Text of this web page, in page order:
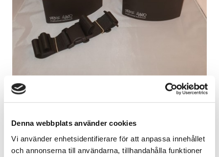
Denna webbplats använder cookies
Vi använder enhetsidentifierare för att anpassa innehållet
och annonserna till användarna, tillhandahålla funktioner
21840-0
SÄTT ETT BETYG